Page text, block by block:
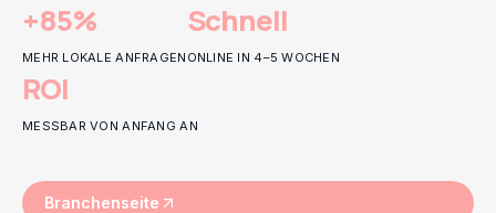
+85%
MEHR LOKALE ANFRAGEN
Schnell
ONLINE IN 4–5 WOCHEN
ROI
MESSBAR VON ANFANG AN
Branchenseite